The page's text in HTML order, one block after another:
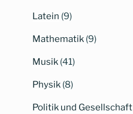
Latein (9)
Mathematik (9)
Musik (41)
Physik (8)
Politik und Gesellschaft